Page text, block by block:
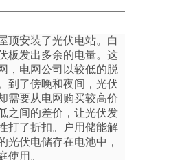
顶安装了光伏电站。白
板发出多余的电量。这
，电网公司以较低的脱
到了傍晚和夜间，光伏
需要从电网购买较高价
之间的差价，让光伏发
打了折扣。户用储能解
光伏电储存在电池中，
使用。